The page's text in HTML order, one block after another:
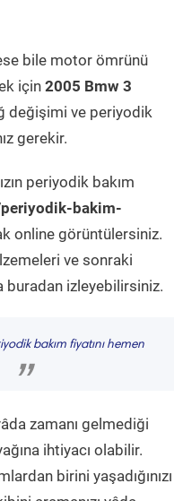
bile motor ömrünü
için 2005 Bmw 3
değişimi ve periyodik
gerekir.
periyodik bakım
bakim-
online görüntülersiniz.
ve sonraki
buradan izleyebilirsiniz.
bakım fiyatını hemen
”
zamanı gelmediği
ihtiyacı olabilir.
birini yaşadığınızı